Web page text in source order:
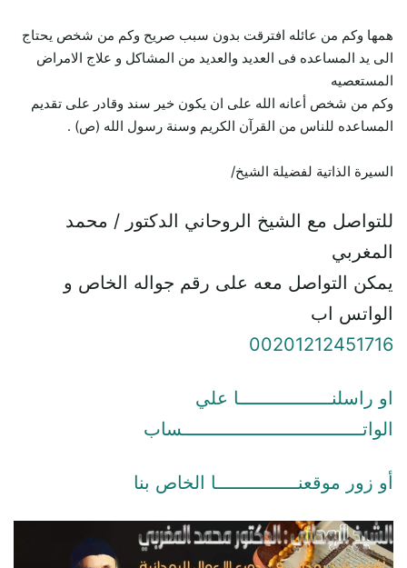
همها وكم من عائله افترقت بدون سبب صريح وكم من شخص يحتاج
الى يد المساعده فى العديد والعديد من المشاكل و علاج الامراض
المستعصيه
وكم من شخص أعانه الله على ان يكون خير سند وقادر على تقديم
المساعده للناس من القرآن الكريم وسنة رسول الله (ص) .
السيرة الذاتية لفضيلة الشيخ/
للتواصل مع الشيخ الروحاني الدكتور / محمد
المغربي
يمكن التواصل معه على رقم جواله الخاص و
الواتس اب
00201212451716
او راسلنـــــــــــــــــا علي
الواتـــــــــــــــــــــــــــــــــساب
أو زور موقعنـــــــــــــــا الخاص بنا